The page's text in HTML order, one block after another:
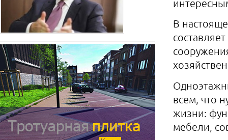
В
всем, что
жизни:
мебели,